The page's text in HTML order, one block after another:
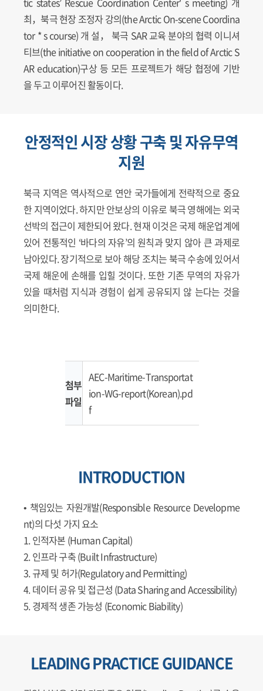
최，북극 현장 조정자 강의(the Arctic On-scene Coordina
tor * s course) 개 설， 북극 SAR 교육 분야의 협력 이니셔
티브(the initiative on cooperation in the field of Arctic S
AR education)구상 등 모든 프로젝트가 해당 협정에 기반
을 두고 이루어진 활동이다.
안정적인 시장 상황 구축 및 자유무역
지원
북극 지역은 역사적으로 연안 국가들에게 전략적으로 중요
한 지역이었다. 하지만 안보상의 이유로 북극 영해에는 외국
선박의 접근이 제한되어 왔다. 현재 이것은 국제 해운업계에
있어 전통적인 ‘바다의 자유’의 원칙과 맞지 않아 큰 과제로
남아있다. 장기적으로 보아 해당 조치는 북극 수송에 있어서
국제 해운에 손해를 입힐 것이다. 또한 기존 무역의 자유가
있을 때처럼 지식과 경험이 쉽게 공유되지 않 는다는 것을
의미한다.
첨부
파일
AEC-Maritime-Transportat
ion-WG-report(Korean).pd
f
INTRODUCTION
• 책임있는 자원개발(Responsible Resource Developme
nt)의 다섯 가지 요소
1. 인적자본 (Human Capital)
2. 인프라 구축 (Built Infrastructure)
3. 규제 및 허가(Regulatory and Permitting)
4. 데이터 공유 및 접근성 (Data Sharing and Accessibility)
5. 경제적 생존 가능성 (Economic Biability)
LEADING PRACTICE GUIDANCE